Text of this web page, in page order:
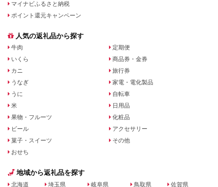
マイナビふるさと納税
ポイント還元キャンペーン
人気の返礼品から探す
牛肉
いくら
カニ
うなぎ
うに
米
果物・フルーツ
ビール
菓子・スイーツ
おせち
定期便
商品券・金券
旅行券
家電・電化製品
自転車
日用品
化粧品
アクセサリー
その他
地域から返礼品を探す
北海道 埼玉県 岐阜県 鳥取県 佐賀県